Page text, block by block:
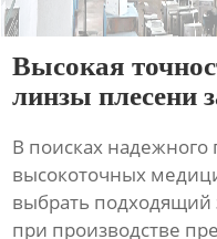
Высокая
линзы плесени
В поисках надежного
высокоточных
выбрать подходящий
при производстве